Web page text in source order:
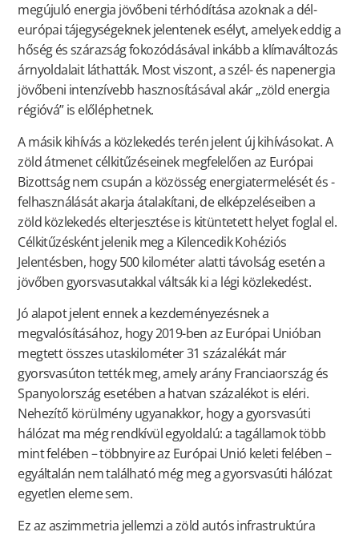
megújuló energia jövőbeni térhódítása azoknak a dél-
európai tájegységeknek jelentenek esélyt, amelyek eddig a
hőség és szárazság fokozódásával inkább a klímaváltozás
árnyoldalait láthatták. Most viszont, a szél- és napenergia
jövőbeni intenzívebb hasznosításával akár „zöld energia
régióvá” is előléphetnek.
A másik kihívás a közlekedés terén jelent új kihívásokat. A
zöld átmenet célkitűzéseinek megfelelően az Európai
Bizottság nem csupán a közösség energiatermelését és -
felhasználását akarja átalakítani, de elképzeléseiben a
zöld közlekedés elterjesztése is kitüntetett helyet foglal el.
Célkitűzésként jelenik meg a Kilencedik Kohéziós
Jelentésben, hogy 500 kilométer alatti távolság esetén a
jövőben gyorsvasutakkal váltsák ki a légi közlekedést.
Jó alapot jelent ennek a kezdeményezésnek a
megvalósításához, hogy 2019-ben az Európai Unióban
megtett összes utaskilométer 31 százalékát már
gyorsvasúton tették meg, amely arány Franciaország és
Spanyolország esetében a hatvan százalékot is eléri.
Nehezítő körülmény ugyanakkor, hogy a gyorsvasúti
hálózat ma még rendkívül egyoldalú: a tagállamok több
mint felében – többnyire az Európai Unió keleti felében –
egyáltalán nem található még meg a gyorsvasúti hálózat
egyetlen eleme sem.
Ez az aszimmetria jellemzi a zöld autós infrastruktúra